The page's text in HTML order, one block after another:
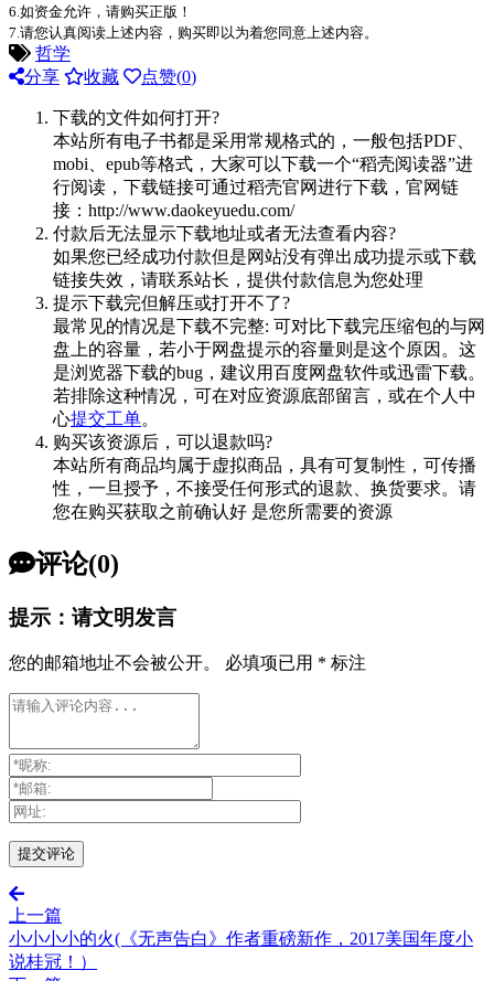
6.如资金允许，请购买正版！
7.请您认真阅读上述内容，购买即以为着您同意上述内容。
哲学
分享
收藏 点赞(0)
下载的文件如何打开?
本站所有电子书都是采用常规格式的，一般包括PDF、
mobi、epub等格式，大家可以下载一个“稻壳阅读器”进
行阅读，下载链接可通过稻壳官网进行下载，官网链
接：http://www.daokeyuedu.com/
付款后无法显示下载地址或者无法查看内容?
如果您已经成功付款但是网站没有弹出成功提示或下载
链接失效，请联系站长，提供付款信息为您处理
提示下载完但解压或打开不了?
最常见的情况是下载不完整: 可对比下载完压缩包的与网
盘上的容量，若小于网盘提示的容量则是这个原因。这
是浏览器下载的bug，建议用百度网盘软件或迅雷下载。
若排除这种情况，可在对应资源底部留言，或在个人中
心提交工单。
购买该资源后，可以退款吗?
本站所有商品均属于虚拟商品，具有可复制性，可传播
性，一旦授予，不接受任何形式的退款、换货要求。请
您在购买获取之前确认好 是您所需要的资源
评论(0)
提示：请文明发言
您的邮箱地址不会被公开。 必填项已用 * 标注
上一篇
小小小小的火(《无声告白》作者重磅新作，2017美国年度小
说桂冠！）